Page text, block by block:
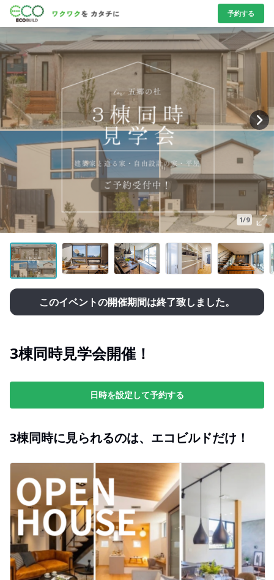
予約する
1/9
このイベントの開催期間は終了致しました。
3棟同時見学会開催！
日時を設定して予約する
3棟同時に見られるのは、エコビルドだけ！